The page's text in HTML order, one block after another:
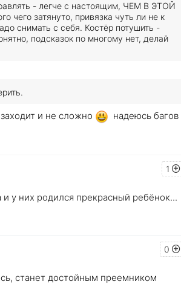
- легче с настоящим, ЧЕМ В ЭТОЙ
чего затянуто, привязка чуть ли не к
снимать с себя. Костёр потушить -
подсказок по многому нет, делай
и не сложно
надеюсь багов
1
у них родился прекрасный ребёнок...
0
станет достойным преемником